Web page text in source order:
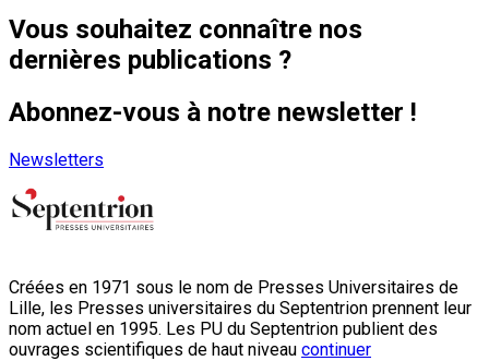
Vous souhaitez connaître nos
dernières publications ?
Abonnez-vous à notre newsletter !
Newsletters
Créées en 1971 sous le nom de Presses Universitaires de
Lille, les Presses universitaires du Septentrion prennent leur
nom actuel en 1995. Les PU du Septentrion publient des
ouvrages scientifiques de haut niveau continuer